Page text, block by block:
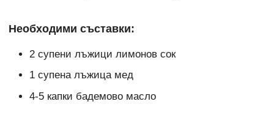
Необходими съставки:
2 супени лъжици лимонов сок
1 супена лъжица мед
4-5 капки бадемово масло